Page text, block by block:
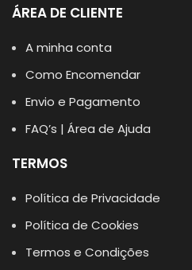
ÁREA DE CLIENTE
A minha conta
Como Encomendar
Envio e Pagamento
FAQ’s | Área de Ajuda
TERMOS
Política de Privacidade
Política de Cookies
Termos e Condições